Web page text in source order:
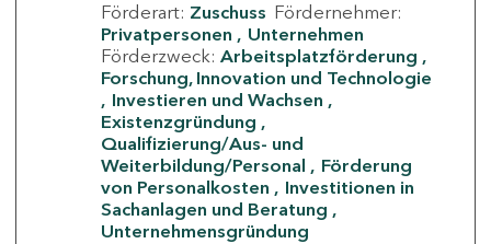
Förderart: Zuschuss Fördernehmer:
Privatpersonen
Unternehmen
Förderzweck: Arbeitsplatzförderung
Forschung, Innovation und Technologie
Investieren und Wachsen
Existenzgründung
Qualifizierung/Aus- und
Weiterbildung/Personal
Förderung
von Personalkosten
Investitionen in
Sachanlagen und Beratung
Unternehmensgründung